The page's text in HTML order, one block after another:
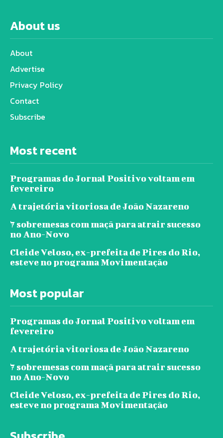
About us
About
Advertise
Privacy Policy
Contact
Subscribe
Most recent
Programas do Jornal Positivo voltam em
fevereiro
A trajetória vitoriosa de João Nazareno
7 sobremesas com maçã para atrair sucesso
no Ano-Novo
Cleide Veloso, ex-prefeita de Pires do Rio,
esteve no programa Movimentação
Most popular
Programas do Jornal Positivo voltam em
fevereiro
A trajetória vitoriosa de João Nazareno
7 sobremesas com maçã para atrair sucesso
no Ano-Novo
Cleide Veloso, ex-prefeita de Pires do Rio,
esteve no programa Movimentação